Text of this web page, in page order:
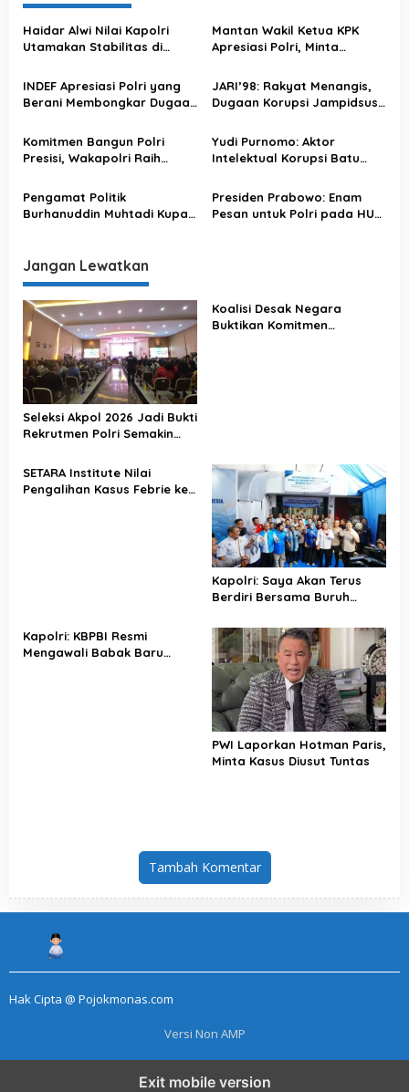
s
i
o
s
Haidar Alwi Nilai Kapolri
Utamakan Stabilitas di
Sensitif
Mantan Wakil Ketua KPK
Apresiasi Polri, Minta
Bara Dituntaskan
INDEF Apresiasi Polri yang
Berani Membongkar Dugaan
JARI’98: Rakyat Menangis,
Dugaan Korupsi Jampidsus
Ada yang Dilindungi
Komitmen Bangun Polri
Presisi, Wakapolri Raih
Yudi Purnomo: Aktor
Intelektual Korupsi Batu
Pengamat Politik
Burhanuddin Muhtadi Kupas
Presiden Prabowo: Enam
Pesan untuk Polri pada HUT
Jangan Lewatkan
Seleksi Akpol 2026 Jadi Bukti
Rekrutmen Polri Semakin
Koalisi Desak Negara
Buktikan Komitmen
SETARA Institute Nilai
Pengalihan Kasus Febrie ke
Kapolri: Saya Akan Terus
Berdiri Bersama Buruh
Kapolri: KBPBI Resmi
Mengawali Babak Baru
PWI Laporkan Hotman Paris,
Minta Kasus Diusut Tuntas
Tambah Komentar
Hak Cipta @ Pojokmonas.com
Versi Non AMP
Exit mobile version